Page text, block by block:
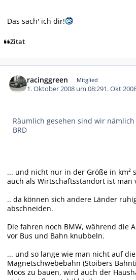
Das sach' ich dir!
Zitat
racinggreen Mitglied
1. Oktober 2008 um 08:291. Okt
Räumlich gesehen sind wir
BRD
... und nicht nur in der Größe in km²
auch als Wirtschaftsstandort ist man
.. da können sich andere Länder
abschneiden.
Die fahren noch BMW, während die
vor Bus und Bahn knubbeln.
... und so lange wie man nicht auf
Magnetschwebebahn (Stoibers
Moos zu bauen, wird auch der